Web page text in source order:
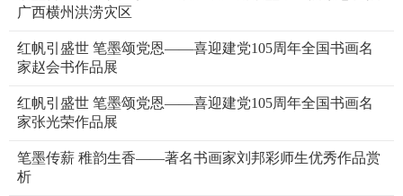
广西横州洪涝灾区
红帆引盛世 笔墨颂党恩——喜迎建党105周年全国书画名
家赵会书作品展
红帆引盛世 笔墨颂党恩——喜迎建党105周年全国书画名
家张光荣作品展
笔墨传薪 稚韵生香——著名书画家刘邦彩师生优秀作品赏
析